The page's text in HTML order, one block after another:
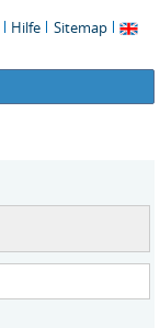
Hilfe Sitemap